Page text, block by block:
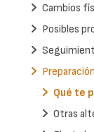
Cambios
Posibles
Qué te
Otras